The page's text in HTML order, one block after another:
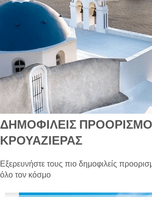
ΔΗΜΟΦΙΛΕΊΣ
ΚΡΟΥΑΖΙΈΡΑΣ
Εξερευνήστε τους πιο δημοφιλείς
όλο τον κόσμο